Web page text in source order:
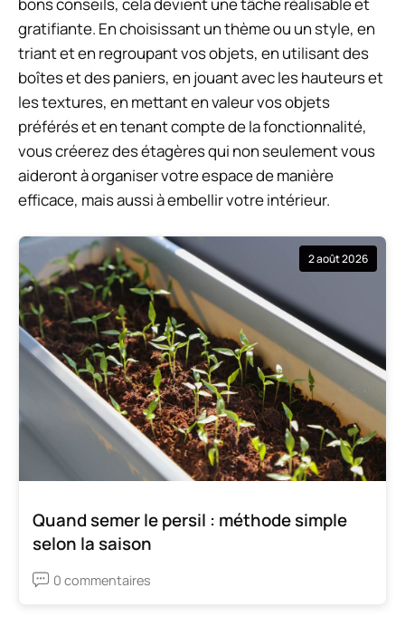
gratifiante. En choisissant un thème ou un style, en
triant et en regroupant vos objets, en utilisant des
boîtes et des paniers, en jouant avec les hauteurs et
les textures, en mettant en valeur vos objets
préférés et en tenant compte de la fonctionnalité,
vous créerez des étagères qui non seulement vous
aideront à organiser votre espace de manière
efficace, mais aussi à embellir votre intérieur.
2 août 2026
Quand semer le persil : méthode simple
selon la saison
0 commentaires